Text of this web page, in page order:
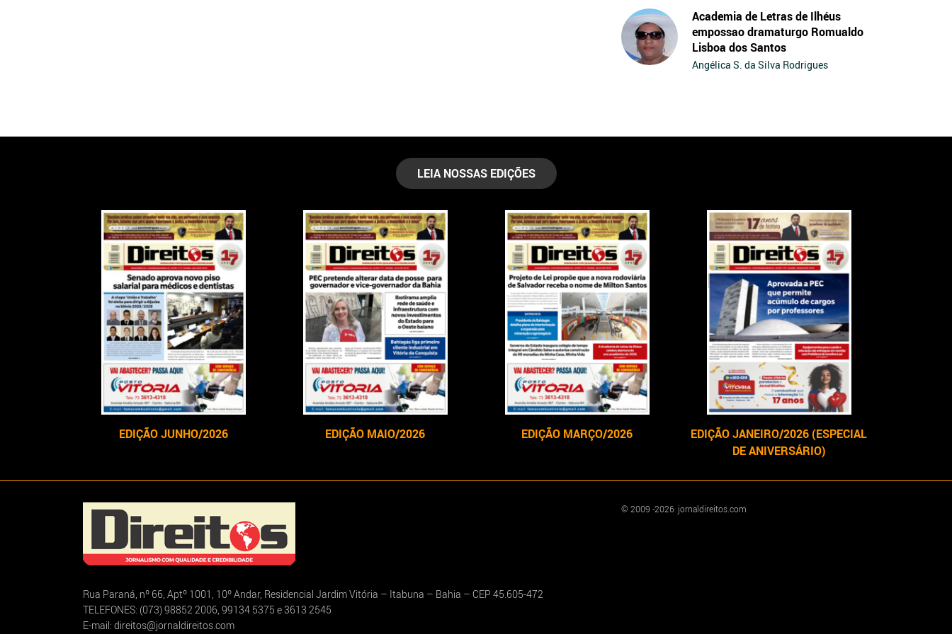
Academia de Letras de Ilhéus
empossao dramaturgo Romualdo
Lisboa dos Santos
Angélica S. da Silva Rodrigues
LEIA NOSSAS EDIÇÕES
EDIÇÃO JUNHO/2026 EDIÇÃO MAIO/2026 EDIÇÃO MARÇO/2026
EDIÇÃO JANEIRO/2026 (ESPECIAL
DE ANIVERSÁRIO)
Rua Paraná, nº 66, Aptº 1001, 10º Andar, Residencial Jardim Vitória – Itabuna – Bahia – CEP 45.605-472
TELEFONES: (073) 98852 2006, 99134 5375 e 3613 2545
E-mail: direitos@jornaldireitos.com
© 2009 -2026 jornaldireitos.com